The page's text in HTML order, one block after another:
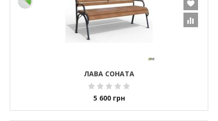
ЛАВА СОНАТА
5 600 грн